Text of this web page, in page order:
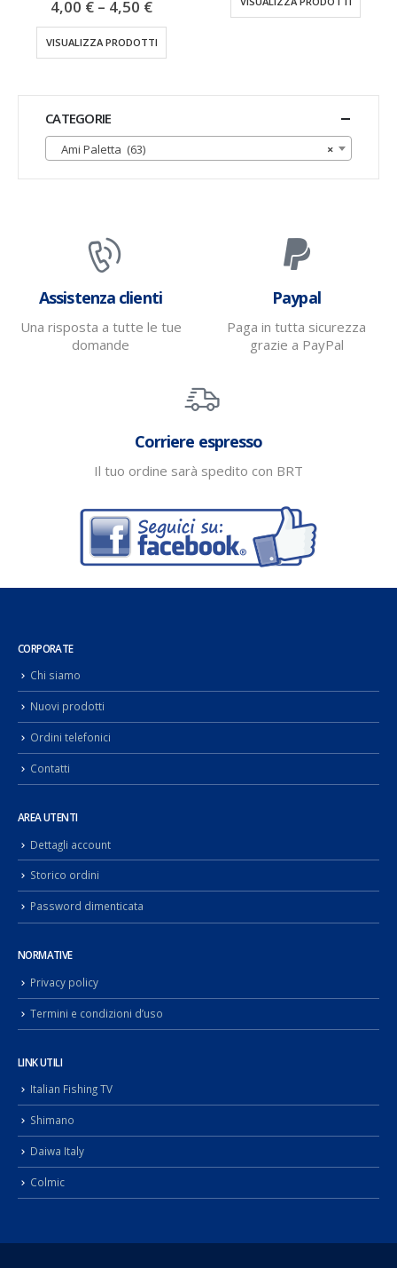
4,00€
CATEGORIE
×
Ami Paletta (63)
Assistenza clienti
Una risposta a tutte le tue
domande
Paypal
Paga in tutta sicurezza
grazie a PayPal
Corriere espresso
Il tuo ordine sarà spedito con BRT
CORPORATE
Chi siamo
Nuovi prodotti
Ordini telefonici
Contatti
AREA UTENTI
Dettagli account
Storico ordini
Password dimenticata
NORMATIVE
Privacy policy
Termini e condizioni d’uso
LINK UTILI
Italian Fishing TV
Shimano
Daiwa Italy
Colmic